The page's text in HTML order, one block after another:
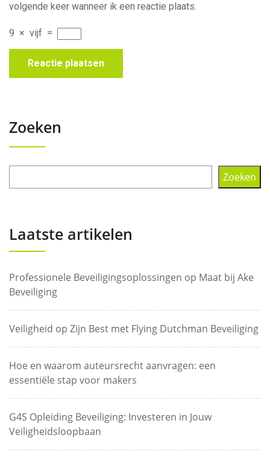
volgende keer wanneer ik een reactie plaats.
9 × vijf =
Zoeken
Zoeken
Laatste artikelen
Professionele Beveiligingsoplossingen op Maat bij Ake
Beveiliging
Veiligheid op Zijn Best met Flying Dutchman Beveiliging
Hoe en waarom auteursrecht aanvragen: een
essentiële stap voor makers
G4S Opleiding Beveiliging: Investeren in Jouw
Veiligheidsloopbaan